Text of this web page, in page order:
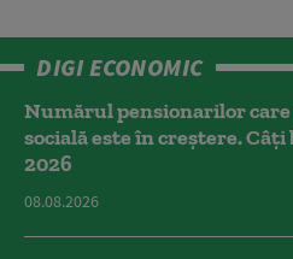
DIGI ECONOMIC
Numărul pensionarilor
socială este în creștere.
2026
08.08.2026